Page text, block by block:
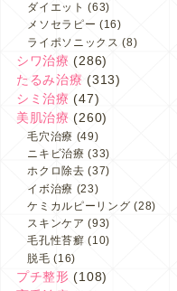
ダイエット (63)
メソセラピー (16)
ライポソニックス (8)
シワ治療 (286)
たるみ治療 (313)
シミ治療 (47)
美肌治療 (260)
毛穴治療 (49)
ニキビ治療 (33)
ホクロ除去 (37)
イボ治療 (23)
ケミカルピーリング (28)
スキンケア (93)
毛孔性苔癬 (10)
脱毛 (16)
プチ整形 (108)